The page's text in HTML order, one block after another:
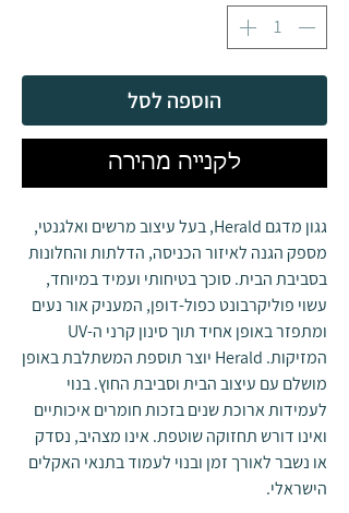
הוספה לסל
לקנייה מהירה
גגון מדגם Herald, בעל עיצוב מרשים ואלגנטי,
מספק הגנה לאיזור הכניסה, הדלתות והחלונות
בסביבת הבית. סוכך בטיחותי ועמיד במיוחד,
עשוי פוליקרבונט כפול-דופן, המעניק אור נעים
ומתפזר באופן אחיד תוך סינון קרני ה-UV
המזיקות. Herald יוצר תוספת המשתלבת באופן
מושלם עם עיצוב הבית וסביבת החוץ. בנוי
לעמידות ארוכת שנים בזכות חומרים איכותיים
ואינו דורש תחזוקה שוטפת. אינו מצהיב, נסדק
או נשבר לאורך זמן ובנוי לעמוד בתנאי האקלים
הישראלי.